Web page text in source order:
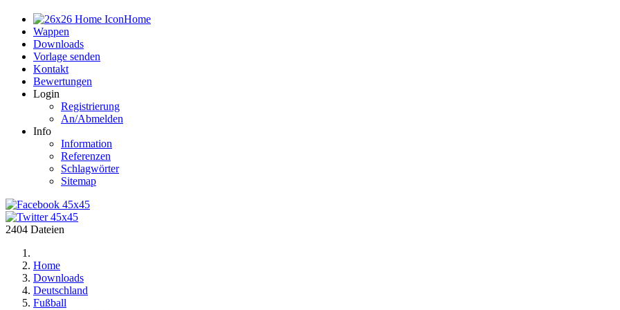
Home
Wappen
Downloads
Vorlage senden
Kontakt
Bewertungen
Login
Registrierung
An/Abmelden
Info
Information
Referenzen
Schlagwörter
Sitemap
2404 Dateien
Home
Downloads
Deutschland
Fußball